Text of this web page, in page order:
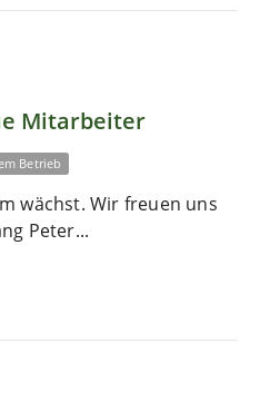
Mitarbeiter
Betrieb
wächst. Wir freuen uns
Peter...